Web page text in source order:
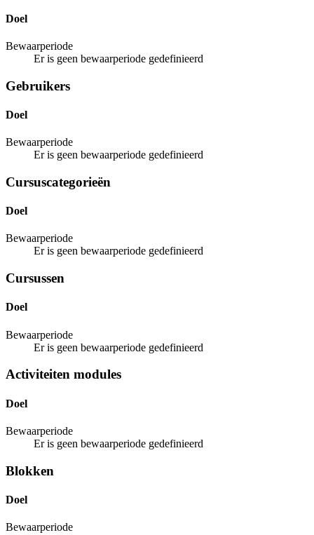
Doel
Bewaarperiode
Er is geen bewaarperiode gedefinieerd
Gebruikers
Doel
Bewaarperiode
Er is geen bewaarperiode gedefinieerd
Cursuscategorieën
Doel
Bewaarperiode
Er is geen bewaarperiode gedefinieerd
Cursussen
Doel
Bewaarperiode
Er is geen bewaarperiode gedefinieerd
Activiteiten modules
Doel
Bewaarperiode
Er is geen bewaarperiode gedefinieerd
Blokken
Doel
Bewaarperiode